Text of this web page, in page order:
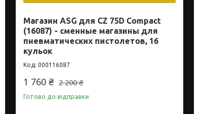
Магазин ASG для CZ 75D Compact
(16087) - сменные магазины для
пневматических пистолетов, 16
кульок
000116087
2 200 ₴
1 760 ₴
Готово до відправки